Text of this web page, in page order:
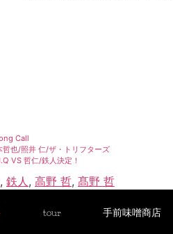
Call
也/照井 仁/ザ・トリフターズ
VS 哲仁/鉄人決定！
, 鉄人, 高野 哲, 髙野 哲
tour 手前味噌商店